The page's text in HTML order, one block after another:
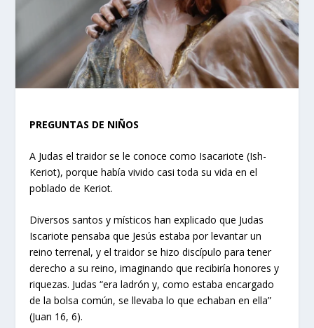
PREGUNTAS DE NIÑOS
A Judas el traidor se le conoce como Isacariote (Ish-
Keriot), porque había vivido casi toda su vida en el
poblado de Keriot.
Diversos santos y místicos han explicado que Judas
Iscariote pensaba que Jesús estaba por levantar un
reino terrenal, y el traidor se hizo discípulo para tener
derecho a su reino, imaginando que recibiría honores y
riquezas. Judas “era ladrón y, como estaba encargado
de la bolsa común, se llevaba lo que echaban en ella”
(Juan 16, 6).